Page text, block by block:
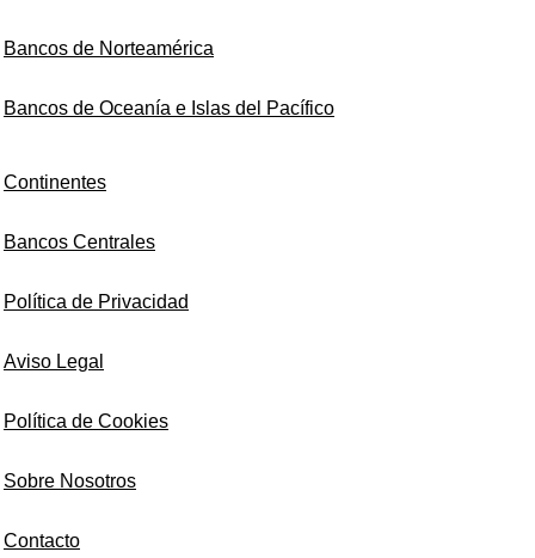
Bancos de Norteamérica
Bancos de Oceanía e Islas del Pacífico
Continentes
Bancos Centrales
Política de Privacidad
Aviso Legal
Política de Cookies
Sobre Nosotros
Contacto